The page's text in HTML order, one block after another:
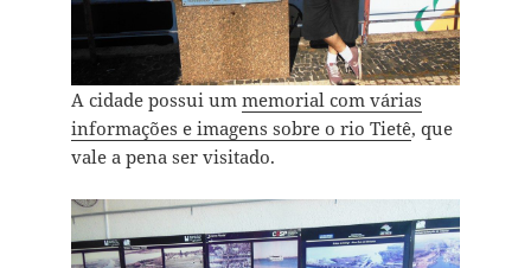
A cidade possui um memorial com várias
informações e imagens sobre o rio Tietê, que
vale a pena ser visitado.